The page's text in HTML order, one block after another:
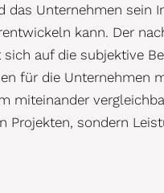
das Unternehmen sein
kann. Der
auf die subjektive
für die Unternehmen
miteinander
Projekten, sondern